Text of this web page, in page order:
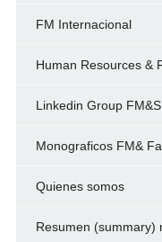
FM Internacional
Human Resources &
Linkedin Group FM&S
Monograficos FM&
Quienes somos
Resumen (summary)